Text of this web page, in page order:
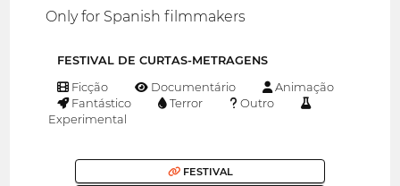
Only for Spanish filmmakers
FESTIVAL DE CURTAS-METRAGENS
Ficção Documentário
Animação
Fantástico
Terror
Outro
Experimental
FESTIVAL